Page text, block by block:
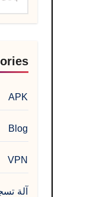
APK
Blog
VPN
آلة